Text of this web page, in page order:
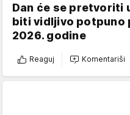
Dan će se pretvoriti
biti vidljivo potpuno
2026. godine
Reaguj Komentariši